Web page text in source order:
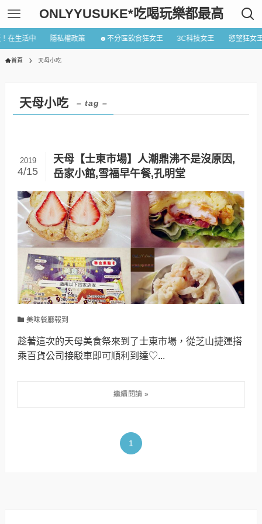
ONLYYUSUKE*吃喝玩樂都最高
在生活中 隱私權政策 ☻不分區飲食狂女王 3C科技女王 慾望狂女
首頁 天母小吃
天母小吃 – tag –
天母【士東市場】人潮鼎沸不是沒原因,
岳家小館,雪福早午餐,孔明堂
2019
4/15
美味餐廳報到
趁著這次的天母美食祭來到了士東市場，從芝山捷運搭
乘百貨公司接駁車即可順利到達♡...
1